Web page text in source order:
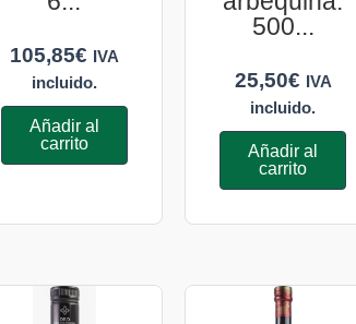
105,85€ IVA
incluido.
Añadir al
carrito
500...
25,50€ IVA
incluido.
Añadir al
carrito